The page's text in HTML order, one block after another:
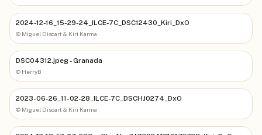
2024-12-16_15-29-24_ILCE-7C_DSC12430_Kiri_DxO
© Miguel Discart & Kiri Karma
DSC04312.jpeg - Granada
© HerryB
2023-06-26_11-02-28_ILCE-7C_DSCHJ0274_DxO
© Miguel Discart & Kiri Karma